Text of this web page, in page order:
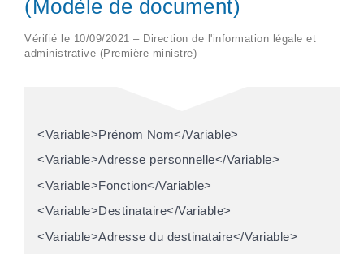
(Modèle de document)
Vérifié le 10/09/2021 – Direction de l'information légale et
administrative (Première ministre)
<Variable>Prénom Nom</Variable>
<Variable>Adresse personnelle</Variable>
<Variable>Fonction</Variable>
<Variable>Destinataire</Variable>
<Variable>Adresse du destinataire</Variable>